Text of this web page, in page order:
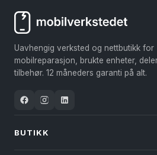
Uavhengig verksted og nettbutikk for
mobilreparasjon, brukte enheter,
tilbehør. 12 måneders garanti på alt.
BUTIKK